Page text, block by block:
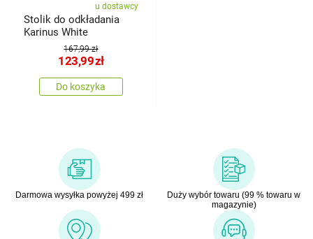
u dostawcy
Stolik do odkładania
Karinus White
167,99 zł
123,99zł
Do koszyka
Darmowa wysyłka powyżej 499 zł
Duży wybór towaru (99 % towaru w
magazynie)